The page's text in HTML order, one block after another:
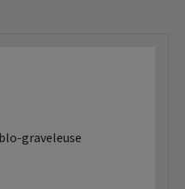
graveleuse